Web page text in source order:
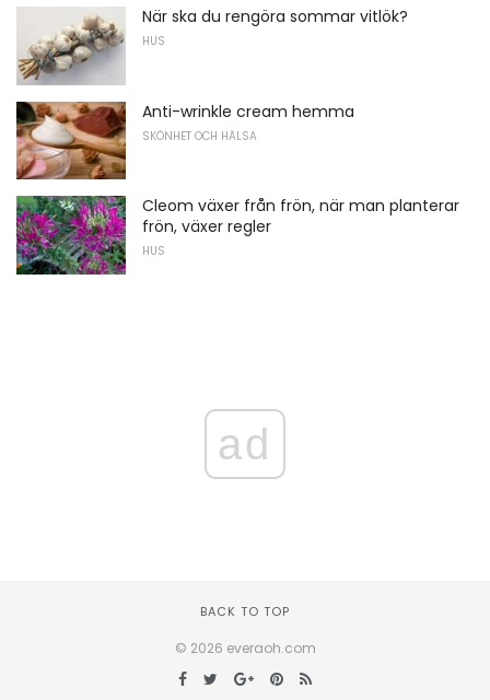
När ska du rengöra sommar vitlök?
HUS
Anti-wrinkle cream hemma
SKÖNHET OCH HÄLSA
Cleom växer från frön, när man planterar
frön, växer regler
HUS
ad
BACK TO TOP
© 2026 everaoh.com